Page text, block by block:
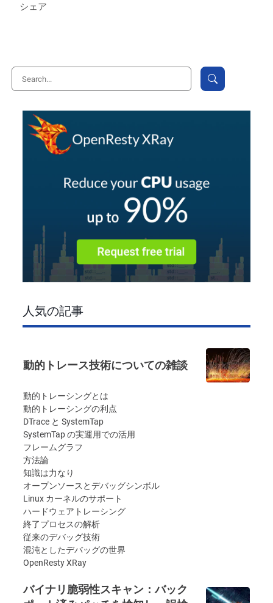
シェア
人気の記事
動的トレース技術についての雑談
動的トレーシングとは
動的トレーシングの利点
DTrace と SystemTap
SystemTap の実運用での活用
フレームグラフ
方法論
知識は力なり
オープンソースとデバッグシンボル
Linux カーネルのサポート
ハードウェアトレーシング
終了プロセスの解析
従来のデバッグ技術
混沌としたデバッグの世界
OpenResty XRay
バイナリ脆弱性スキャン：バック